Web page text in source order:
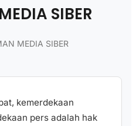
SIBER
MEDIA SIBER
kemerdekaan
pers adalah hak